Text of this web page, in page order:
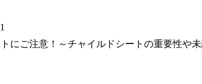
にご注意！～チャイルドシートの重要性や